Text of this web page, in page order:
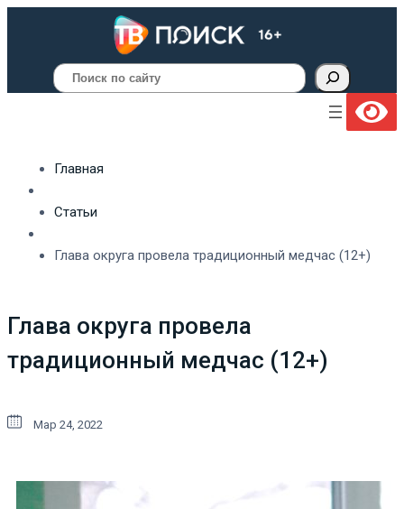
Поиск
Главная
Статьи
Глава округа провела традиционный медчас (12+)
Глава округа провела
традиционный медчас (12+)
Мар 24, 2022